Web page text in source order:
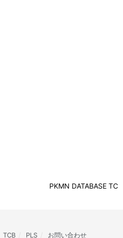
PKMN DATABASE TC
TCB PLS お問い合わせ